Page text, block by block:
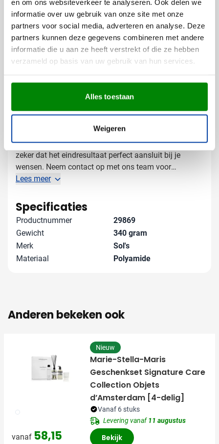
en om ons websiteverkeer te analyseren. Ook delen we
informatie over uw gebruik van onze site met onze
partners voor social media, adverteren en analyse. Deze
partners kunnen deze gegevens combineren met andere
informatie die u aan ze heeft verstrekt of die ze hebben
verzameld op basis van uw gebruik van hun services.
Alles toestaan
Weigeren
Bodywarmers bedrukken met logo
Bij Van Helden Relatiegeschenken bedrukken we jouw
bodywarmers precies zoals jij dat wilt:
Met je bedrijfslogo in één of meerdere kleuren
Met een tekst of slogan voor extra herkenbaarheid
Gratis digitaal voorbeeld van je
bedrukte bodywarmer
deze dames bodywarmer? Vraag dan een gratis
digitaal voorbeeld aan voordat je bestelt. Zo weet je
zeker dat het eindresultaat perfect aansluit bij je
wensen. Neem contact op met ons team voor
persoonlijk advies - we denken graag met je mee!
Lees meer
Specificaties
Productnummer
29869
Gewicht
340 gram
Merk
Sol's
Materiaal
Polyamide
Anderen bekeken ook
002
vanaf 58,15
Nieuw
Marie-Stella-Maris
Geschenkset Signature Care
Collection Objets
d’Amsterdam [4-delig]
Vanaf 6 stuks
Levering vanaf11 augustus
Bekijk